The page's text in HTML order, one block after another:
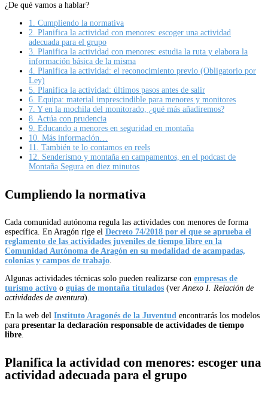
¿De qué vamos a hablar?
1. Cumpliendo la normativa
2. Planifica la actividad con menores: escoger una actividad
adecuada para el grupo
3. Planifica la actividad con menores: estudia la ruta y elabora la
información básica de la misma
4. Planifica la actividad: el reconocimiento previo (Obligatorio por
Ley)
5. Planifica la actividad: últimos pasos antes de salir
6. Equipa: material imprescindible para menores y monitores
7. Y en la mochila del monitorado, ¿qué más añadiremos?
8. Actúa con prudencia
9. Educando a menores en seguridad en montaña
10. Más información…
11. También te lo contamos en reels
12. Senderismo y montaña en campamentos, en el podcast de
Montaña Segura en diez minutos
Cumpliendo la normativa
Cada comunidad autónoma regula las actividades con menores de forma
específica. En Aragón rige el Decreto 74/2018 por el que se aprueba el
reglamento de las actividades juveniles de tiempo libre en la
Comunidad Autónoma de Aragón en su modalidad de acampadas,
colonias y campos de trabajo.
Algunas actividades técnicas solo pueden realizarse con empresas de
turismo activo o guías de montaña titulados (verAnexo I. Relación de
actividades de aventura).
En la web del Instituto Aragonés de la Juventud encontrarás los modelos
para presentar la declaración responsable de actividades de tiempo
libre.
Planifica la actividad con menores: escoger una
actividad adecuada para el grupo